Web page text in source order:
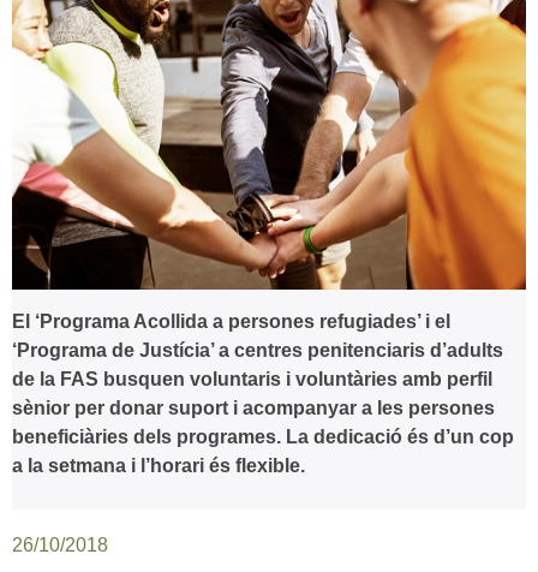
El ‘Programa Acollida a persones refugiades’ i el
‘Programa de Justícia’ a centres penitenciaris d’adults
de la FAS busquen voluntaris i voluntàries amb perfil
sènior per donar suport i acompanyar a les persones
beneficiàries dels programes. La dedicació és d’un cop
a la setmana i l’horari és flexible.
26/10/2018